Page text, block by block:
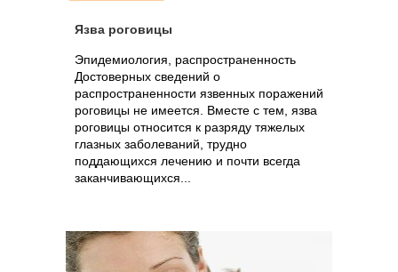
Язва роговицы
Эпидемиология, распространенность
Достоверных сведений о
распространенности язвенных поражений
роговицы не имеется. Вместе с тем, язва
роговицы относится к разряду тяжелых
глазных заболеваний, трудно
поддающихся лечению и почти всегда
заканчивающихся...